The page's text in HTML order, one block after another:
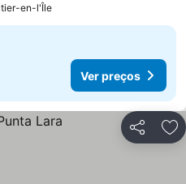
en-l'Île
Ver preços
Partilhar